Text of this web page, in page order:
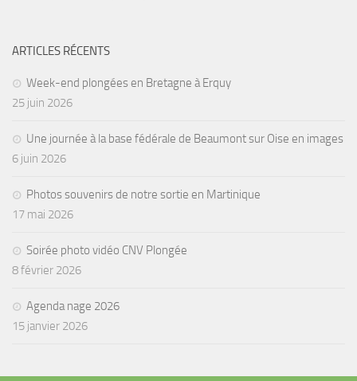
Vidéo
NAGE
Agenda
ARTICLES RÉCENTS
Week-end plongées en Bretagne à Erquy
25 juin 2026
Une journée à la base fédérale de Beaumont sur Oise en images
6 juin 2026
Photos souvenirs de notre sortie en Martinique
17 mai 2026
Soirée photo vidéo CNV Plongée
8 février 2026
Agenda nage 2026
15 janvier 2026